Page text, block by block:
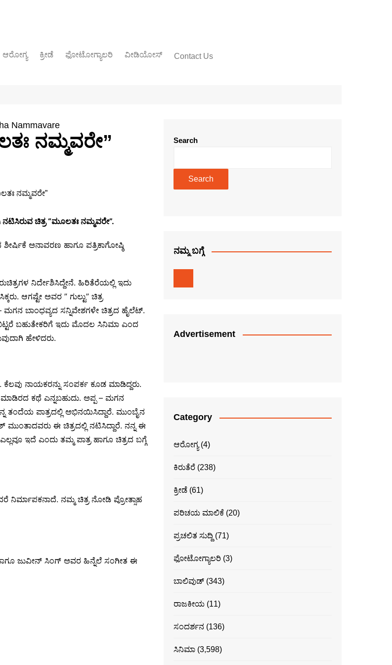
ಆರೋಗ್ಯ ಕ್ರೀಡೆ ಫೋಟೋಗ್ಯಾಲರಿ ವೀಡಿಯೋಸ್ Contact Us
Nammavare
ನಮ್ಮವರೇ”
ಚಿತ್ರ “ಮೂಲತಃ ನಮ್ಮವರೇ”.
ಅನಾವರಣ ಹಾಗೂ ಪತ್ರಿಕಾಗೋಷ್ಠಿ
ನಿರ್ದೇಶಿಸಿದ್ದೇನೆ‌‌. ಹಿರಿತೆರೆಯಲ್ಲಿ ಇದು
ಆಗಷ್ಟೇ ಅವರ ” ಗುಲ್ಟು” ಚಿತ್ರ
ಬಾಂಧವ್ಯದ ಸನ್ನಿವೇಶಗಳೇ ಚಿತ್ರದ ಹೈಲೆಟ್.
ಬಹುತೇಕರಿಗೆ ಇದು ಮೊದಲ ಸಿನಿಮಾ ಎಂದ
ಹೇಳಿದರು.
ನಾಯಕರನ್ನು ಸಂಪರ್ಕ ಕೂಡ ಮಾಡಿದ್ದರು.
ಕಥೆ ಎನ್ನಬಹುದು. ಅಪ್ಪ – ಮಗನ
ತಂದೆಯ ಪಾತ್ರದಲ್ಲಿ ಅಭಿನಯಿಸಿದ್ದಾರೆ. ಮುಂಬೈನ
ಈ ಚಿತ್ರದಲ್ಲಿ ನಟಿಸಿದ್ದಾರೆ. ನನ್ನ ಈ
ಇದೆ ಎಂದು ತಮ್ಮ ಪಾತ್ರ ಹಾಗೂ ಚಿತ್ರದ ಬಗ್ಗೆ
ನಿರ್ಮಾಪಕನಾದೆ. ನಮ್ಮ ಚಿತ್ರ ನೋಡಿ ಪ್ರೋತ್ಸಾಹ
ಜುವೀನ್ ಸಿಂಗ್ ಅವರ ಹಿನ್ನೆಲೆ ಸಂಗೀತ ಈ
Search
Search
ನಮ್ಮ ಬಗ್ಗೆ
Advertisement
Category
ಆರೋಗ್ಯ(4)
ಕಿರುತೆರೆ (238)
ಕ್ರೀಡೆ (61)
ಪರಿಚಯ ಮಾಲಿಕೆ (20)
ಪ್ರಚಲಿತ ಸುದ್ದಿ (71)
ಫೋಟೋಗ್ಯಾಲರಿ (3)
ಬಾಲಿವುಡ್ (343)
ರಾಜಕೀಯ (11)
ಸಂದರ್ಶನ (136)
ಸಿನಿಮಾ (3,598)